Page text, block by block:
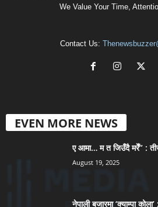
We Value Your Time,
Contact Us:
EVEN MORE NEWS
ए आमा… म त जिउँदै मरेँ” :
August 19, 2025
नेपाली बजारमा ‘क्याम्पा